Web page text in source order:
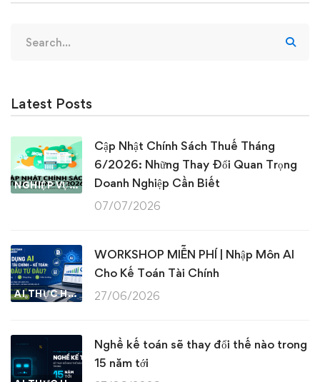
for:
Latest Posts
NGHIỆP VỤ KẾ TOÁN & THUẾ
Cập Nhật Chính Sách Thuế Tháng
6/2026: Những Thay Đổi Quan Trọng
Doanh Nghiệp Cần Biết
07/07/2026
AI THỰC HÀNH
WORKSHOP MIỄN PHÍ | Nhập Môn AI
Cho Kế Toán Tài Chính
27/06/2026
Nghề kế toán sẽ thay đổi thế nào trong
15 năm tới